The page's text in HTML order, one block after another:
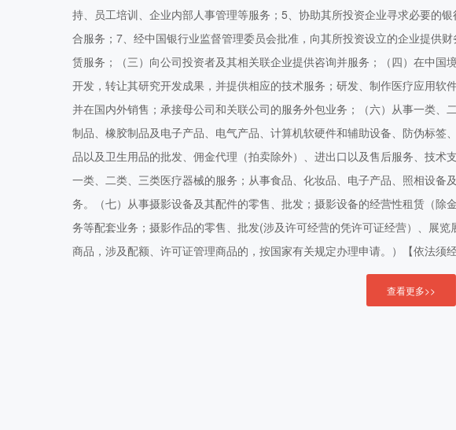
持、员工培训、企业内部人事管理等服务；5、协助其所投资企业寻求必要的
合服务；7、经中国银行业监督管理委员会批准，向其所投资设立的企业提供
赁服务；（三）向公司投资者及其相关联企业提供咨询并服务；（四）在中
开发，转让其研究开发成果，并提供相应的技术服务；研发、制作医疗应用
并在国内外销售；承接母公司和关联公司的服务外包业务；（六）从事一类
制品、橡胶制品及电子产品、电气产品、计算机软硬件和辅助设备、防伪标
品以及卫生用品的批发、佣金代理（拍卖除外）、进出口以及售后服务、技
一类、二类、三类医疗器械的服务；从事食品、化妆品、电子产品、照相设备
务。（七）从事摄影设备及其配件的零售、批发；摄影设备的经营性租赁（除
务等配套业务；摄影作品的零售、批发(涉及许可经营的凭许可证经营）、展
商品，涉及配额、许可证管理商品的，按国家有关规定办理申请。）【依法须
查看更多>>